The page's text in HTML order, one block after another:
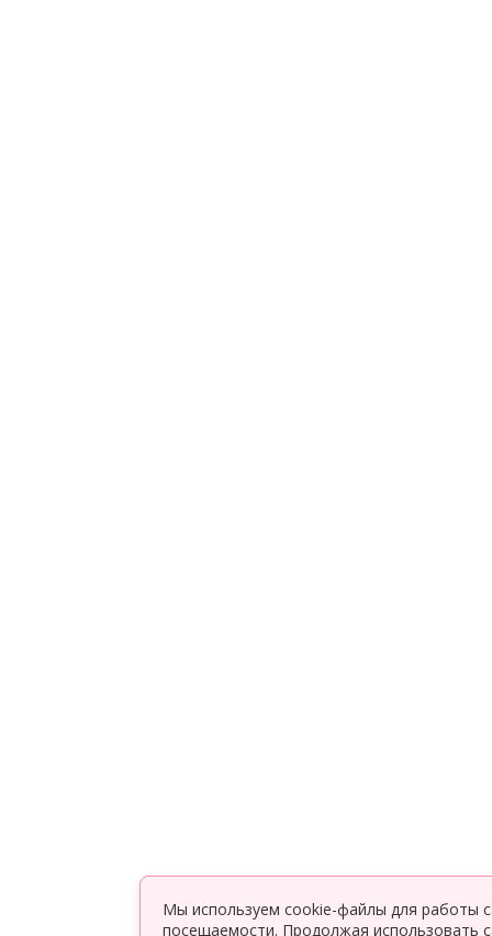
Мы используем cookie-файлы для работы
посещаемости. Продолжая использовать